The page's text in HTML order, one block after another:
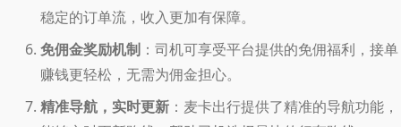
稳定的订单流，收入更加有保障。
免佣金奖励机制 ：司机可享受平台提供的免佣福利，接单
赚钱更轻松，无需为佣金担心。
精准导航，实时更新 ：麦卡出行提供了精准的导航功能，